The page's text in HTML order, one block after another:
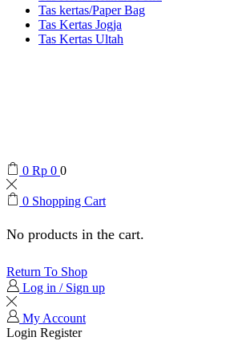
Tas kertas/Paper Bag
Tas Kertas Jogja
Tas Kertas Ultah
0 Rp 0 0
0 Shopping Cart
No products in the cart.
Return To Shop
Log in / Sign up
My Account
Login Register